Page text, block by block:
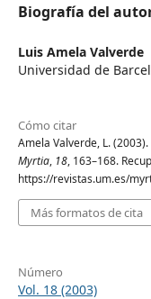
Biografía del
Luis Amela Valverde
Universidad de
Cómo citar
Amela Valverde, L. (2003).
Myrtia, 18, 163–168.
https://revistas.um.es/
Más formatos de cita
Número
Vol. 18 (2003)